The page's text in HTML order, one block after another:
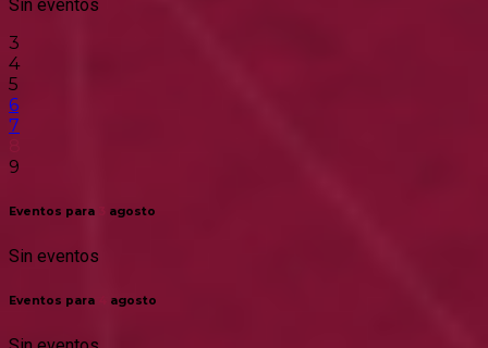
Sin eventos
3
4
5
6
7
9
Eventos para agosto
Sin eventos
Eventos para agosto